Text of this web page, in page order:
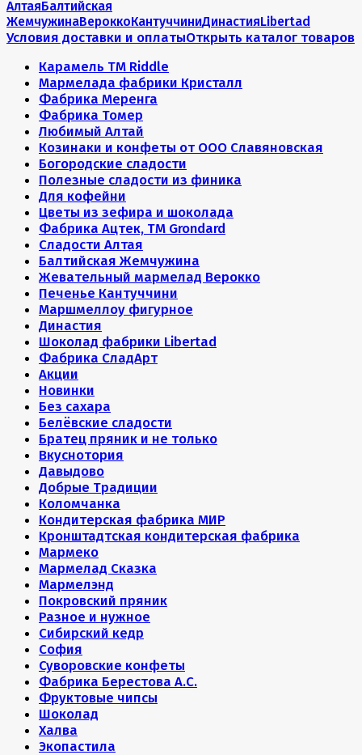
АлтаяБалтийская
ЖемчужинаВероккоКантуччиниДинастияLibertad
Условия доставки и оплатыОткрыть каталог товаров
Карамель ТМ Riddle
Мармелада фабрики Кристалл
Фабрика Меренга
Фабрика Томер
Любимый Алтай
Козинаки и конфеты от ООО Славяновская
Богородские сладости
Полезные сладости из финика
Для кофейни
Цветы из зефира и шоколада
Фабрика Ацтек, ТМ Grondard
Сладости Алтая
Балтийская Жемчужина
Жевательный мармелад Верокко
Печенье Кантуччини
Маршмеллоу фигурное
Династия
Шоколад фабрики Libertad
Фабрика СладАрт
Акции
Новинки
Без сахара
Белёвские сладости
Братец пряник и не только
Вкуснотория
Давыдово
Добрые Традиции
Коломчанка
Кондитерская фабрика МИР
Кронштадтская кондитерская фабрика
Мармеко
Мармелад Сказка
Мармелэнд
Покровский пряник
Разное и нужное
Сибирский кедр
София
Суворовские конфеты
Фабрика Берестова А.С.
Фруктовые чипсы
Шоколад
Халва
Экопастила